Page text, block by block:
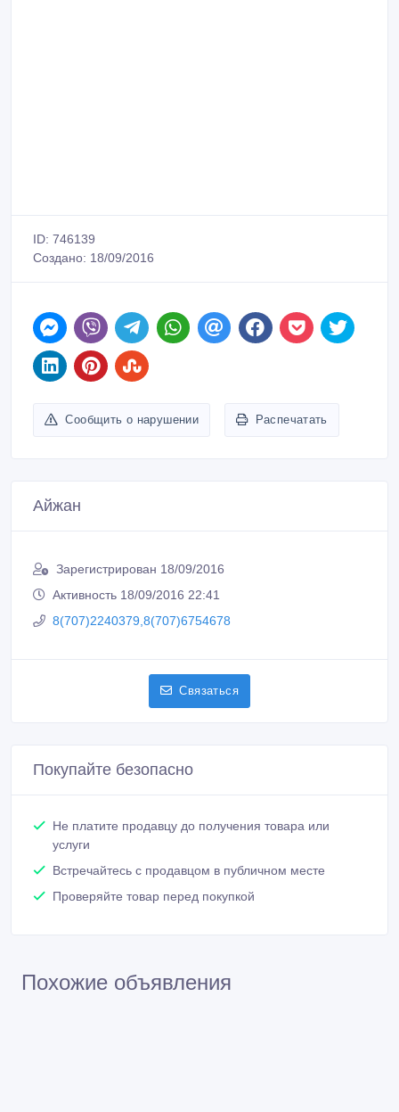
ID: 746139
Создано: 18/09/2016
Сообщить о нарушении Распечатать
Айжан
Зарегистрирован 18/09/2016
Активность 18/09/2016 22:41
8(707)2240379,8(707)6754678
Связаться
Покупайте безопасно
Не платите продавцу до получения товара или
услуги
Встречайтесь с продавцом в публичном месте
Проверяйте товар перед покупкой
Похожие объявления